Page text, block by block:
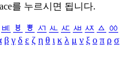
를 누르시면 됩니다.
ㅷ ㅸ ㅹ ㅺ ㅻ ㅼ ㅽ ㅾ ㅿ ㆀ
β γ δ ε ζ η θ ι κ λ μ ν ξ ο π ρ σ